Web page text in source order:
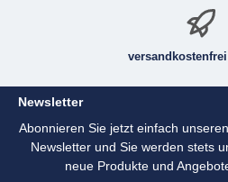
Newsletter
Abonnieren Sie jetzt einfach
Newsletter und Sie werden stets
neue Produkte und